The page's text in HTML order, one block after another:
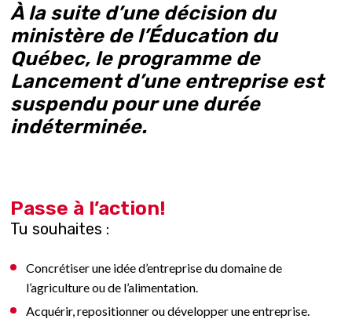
À la suite d’une décision du
ministère de l’Éducation du
Québec, le programme de
Lancement d’une entreprise est
suspendu pour une durée
indéterminée.
Passe à l’action!
Tu souhaites :
Concrétiser une idée d’entreprise du domaine de
l’agriculture ou de l’alimentation.
Acquérir, repositionner ou développer une entreprise.